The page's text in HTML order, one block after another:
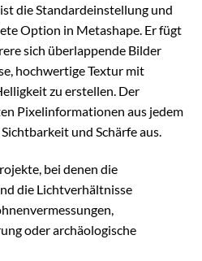
ist die Standardeinstellung und
Option in Metashape. Er fügt
sich überlappende Bilder
hochwertige Textur mit
zu erstellen. Der
Pixelinformationen aus jedem
und Schärfe aus.
bei denen die
die Lichtverhältnisse
oder archäologische